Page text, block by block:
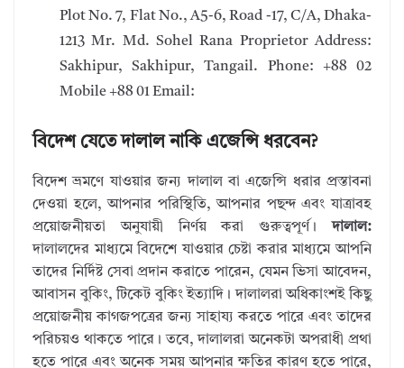
Plot No. 7, Flat No., A5-6, Road -17, C/A, Dhaka-
1213 Mr. Md. Sohel Rana Proprietor Address:
Sakhipur, Sakhipur, Tangail. Phone: +88 02
Mobile +88 01 Email:
বিদেশ যেতে দালাল নাকি এজেন্সি ধরবেন?
বিদেশ ভ্রমণে যাওয়ার জন্য দালাল বা এজেন্সি ধরার প্রস্তাবনা
দেওয়া হলে, আপনার পরিস্থিতি, আপনার পছন্দ এবং যাত্রাবহ
প্রয়োজনীয়তা অনুযায়ী নির্ণয় করা গুরুত্বপূর্ণ।দালাল:
দালালদের মাধ্যমে বিদেশে যাওয়ার চেষ্টা করার মাধ্যমে আপনি
তাদের নির্দিষ্ট সেবা প্রদান করাতে পারেন, যেমন ভিসা আবেদন,
আবাসন বুকিং, টিকেট বুকিং ইত্যাদি। দালালরা অধিকাংশই কিছু
প্রয়োজনীয় কাগজপত্রের জন্য সাহায্য করতে পারে এবং তাদের
পরিচয়ও থাকতে পারে। তবে, দালালরা অনেকটা অপরাধী প্রথা
হতে পারে এবং অনেক সময় আপনার ক্ষতির কারণ হতে পারে,